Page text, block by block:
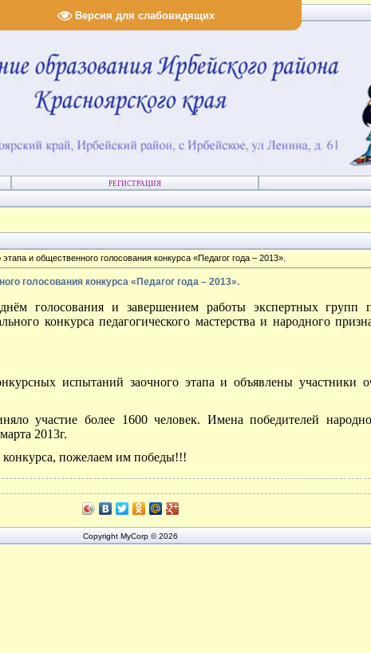
Версия для слабовидящих
РЕГИСТРАЦИЯ
и общественного голосования конкурса «Педагог года – 2013».
голосования конкурса «Педагог года – 2013».
голосования и завершением работы экспертных групп
конкурса педагогического мастерства и народного
испытаний заочного этапа и объявлены участники
участие более 1600 человек. Имена победителей
2013г.
пожелаем им победы!!!
Copyright MyCorp © 2026